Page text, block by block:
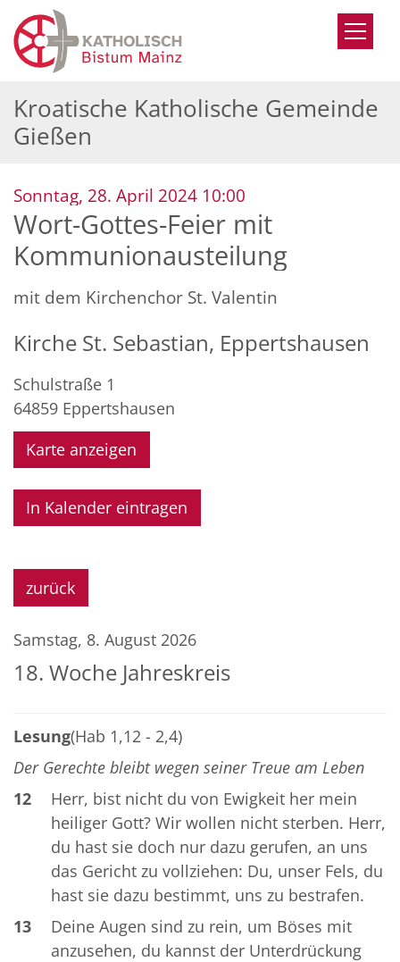
Zum Inhalt springen
Kroatische Katholische Gemeinde
Gießen
Sonntag, 28. April 2024 10:00
Wort-Gottes-Feier mit
Kommunionausteilung
mit dem Kirchenchor St. Valentin
Kirche St. Sebastian, Eppertshausen
Schulstraße 1
64859 Eppertshausen
Karte anzeigen
In Kalender eintragen
zurück
Samstag, 8. August 2026
18. Woche Jahreskreis
Lesung(Hab 1,12 - 2,4)
Der Gerechte bleibt wegen seiner Treue am Leben
12
Herr, bist nicht du von Ewigkeit her mein
heiliger Gott? Wir wollen nicht sterben. Herr,
du hast sie doch nur dazu gerufen, an uns
das Gericht zu vollziehen: Du, unser Fels, du
hast sie dazu bestimmt, uns zu bestrafen.
13
Deine Augen sind zu rein, um Böses mit
anzusehen, du kannst der Unterdrückung